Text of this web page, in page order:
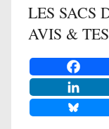
LES SACS
AVIS &